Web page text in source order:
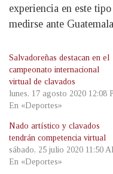
experiencia en este
medirse ante
Salvadoreñas destacan en el
campeonato internacional
virtual de clavados
lunes, 17 agosto 2020 12:08
En «Deportes»
Nado artístico y clavados
tendrán competencia virtual
sábado, 25 julio 2020 11:50
En «Deportes»